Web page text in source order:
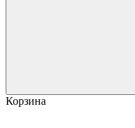
Корзина